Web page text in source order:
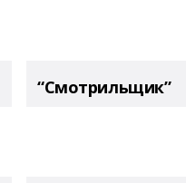
“Смотрильщик”